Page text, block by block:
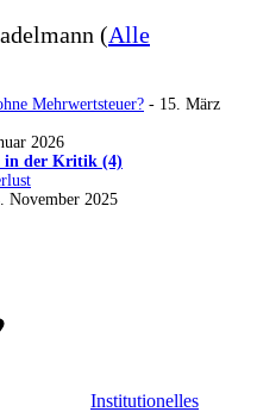
(Alle
Mehrwertsteuer? - 15. März
2026
in der Kritik (4)
November 2025
Institutionelles